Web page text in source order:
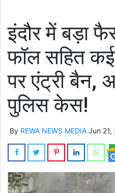
इंदौर में बड़ा
फॉल सहित
पर एंट्री बैन,
पुलिस केस!
By REWA NEWS MEDIA Jun 21,